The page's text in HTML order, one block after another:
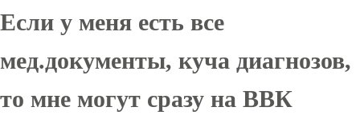
Если у меня есть все
мед.документы, куча диагнозов,
то мне могут сразу на ВВК